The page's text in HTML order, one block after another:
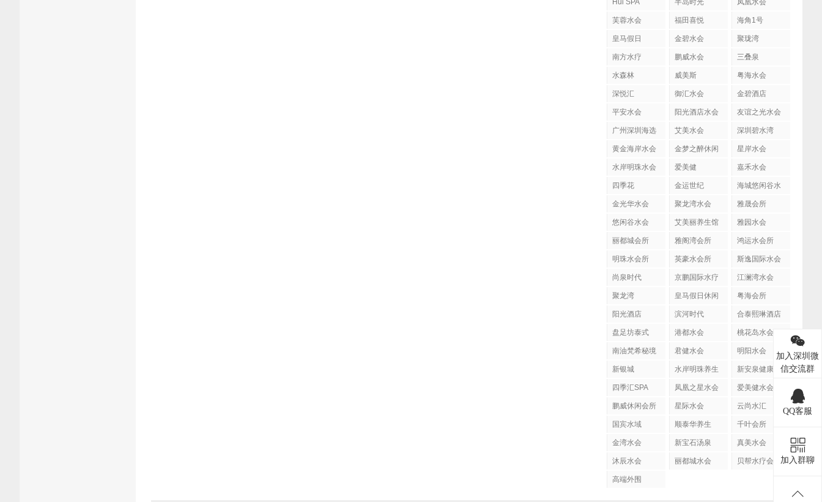
式にほんSPA
肌肤管理社
Hui SPA 半岛时光 凤凰水会
芙蓉水会 福田喜悦 海角1号
皇马假日 金碧水会 聚珑湾
南方水疗 鹏威水会 三叠泉
水森林 威美斯 粤海水会
深悦汇 御汇水会 金碧酒店
平安水会 阳光酒店水会 友谊之光水会
广州深圳海选 艾美水会 深圳碧水湾
黄金海岸水会 金梦之醉休闲 星岸水会
水岸明珠水会 爱美健 嘉禾水会
四季花 金运世纪
海城悠闲谷水
金光华水会 聚龙湾水会 雅晟会所
悠闲谷水会 艾美丽养生馆 雅园水会
丽都城会所 雅阁湾会所 鸿运水会所
明珠水会所 英豪水会所 斯逸国际水会
尚泉时代 京鹏国际水疗 江澜湾水会
聚龙湾 皇马假日休闲 粤海会所
阳光酒店 滨河时代 合泰熙琳酒店
盘足坊泰式
港都水会 桃花岛水会
南油梵希秘境 君健水会 明阳水会
新银城
水岸明珠养生
新安泉健康会
四季汇SPA 凤凰之星水会 爱美健水会
鹏威休闲会所 星际水会 云尚水汇
国宾水域 顺泰华养生 千叶会所
金湾水会 新宝石汤泉 真美水会
沐辰水会 丽都城水会 贝帮水疗会
高端外围
加入深圳微
信交流群
QQ客服
加入群聊